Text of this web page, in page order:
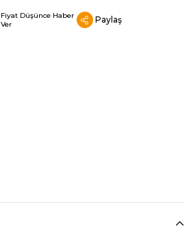
Fiyat Düşünce Haber
Ver
Paylaş